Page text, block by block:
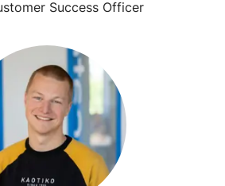
Success Officer